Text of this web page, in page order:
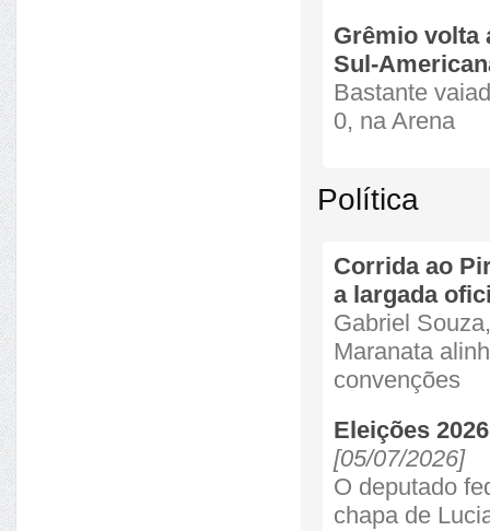
Grêmio volta
Sul-
Bastante
0, na Arena
Política
Corrida ao
a largada
Gabriel
Maranata
convenções
Eleições
[05/07/2026]
O deputado
chapa de